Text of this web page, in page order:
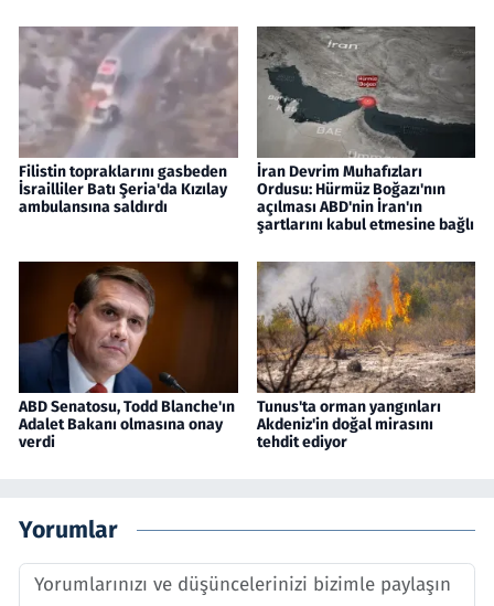
Filistin topraklarını gasbeden
İsrailliler Batı Şeria'da Kızılay
ambulansına saldırdı
İran Devrim Muhafızları
Ordusu: Hürmüz Boğazı'nın
açılması ABD'nin İran'ın
şartlarını kabul etmesine bağlı
ABD Senatosu, Todd Blanche'ın
Adalet Bakanı olmasına onay
verdi
Tunus'ta orman yangınları
Akdeniz'in doğal mirasını
tehdit ediyor
Yorumlar